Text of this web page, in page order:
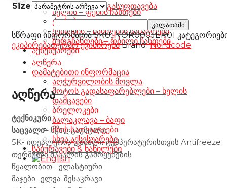
წელის – ფეხის ჩანთები
ქეისები
ქეისების – ჩანთების სამაგრები
ზურგჩანთები – რბილი ჩანთები
აქსესუარები
აღჭურვილობის მოვლა
მოტოს გადასაფარებლები – ხელის
დამცავები
ბრელოკები
ბალაკლავა – ბაფი
მზის სათვალეები
სხვა აქსესუარები
საბურავები & ნაწილები
Size
გასუფთავება
Nordcode
Antifreeze
Jersey
Man
რაოდენობა
კალათაში
სწრაფი ინფორმაცია SKU:NOR000JER01
ეკიპირებათერმო ეკიპირება Brand:Nordcode
აღწერა
დამატებითი ინფორმაცია
აღწერა
ტექნიკური
საცვალი– წყალგაუმტარი
5K- იდეალურია დაბალი ტემპერატურისთვის Antifreeze
თერმული მასალის გამოყენების
წყალობით.- ელასტიური
მაჯები- ელვა-შესაკრავი